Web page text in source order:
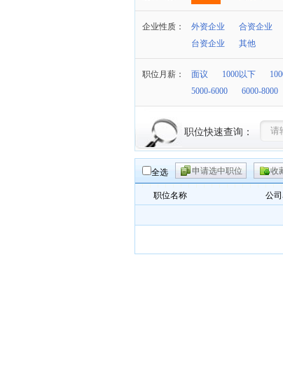
企业性质： 外资企业 合资企业
台资企业
其他
职位月薪： 面议 1000以下
5000-6000
6000-8000
职位快速查询：
全选 申请选中职位 收
职位名称 公